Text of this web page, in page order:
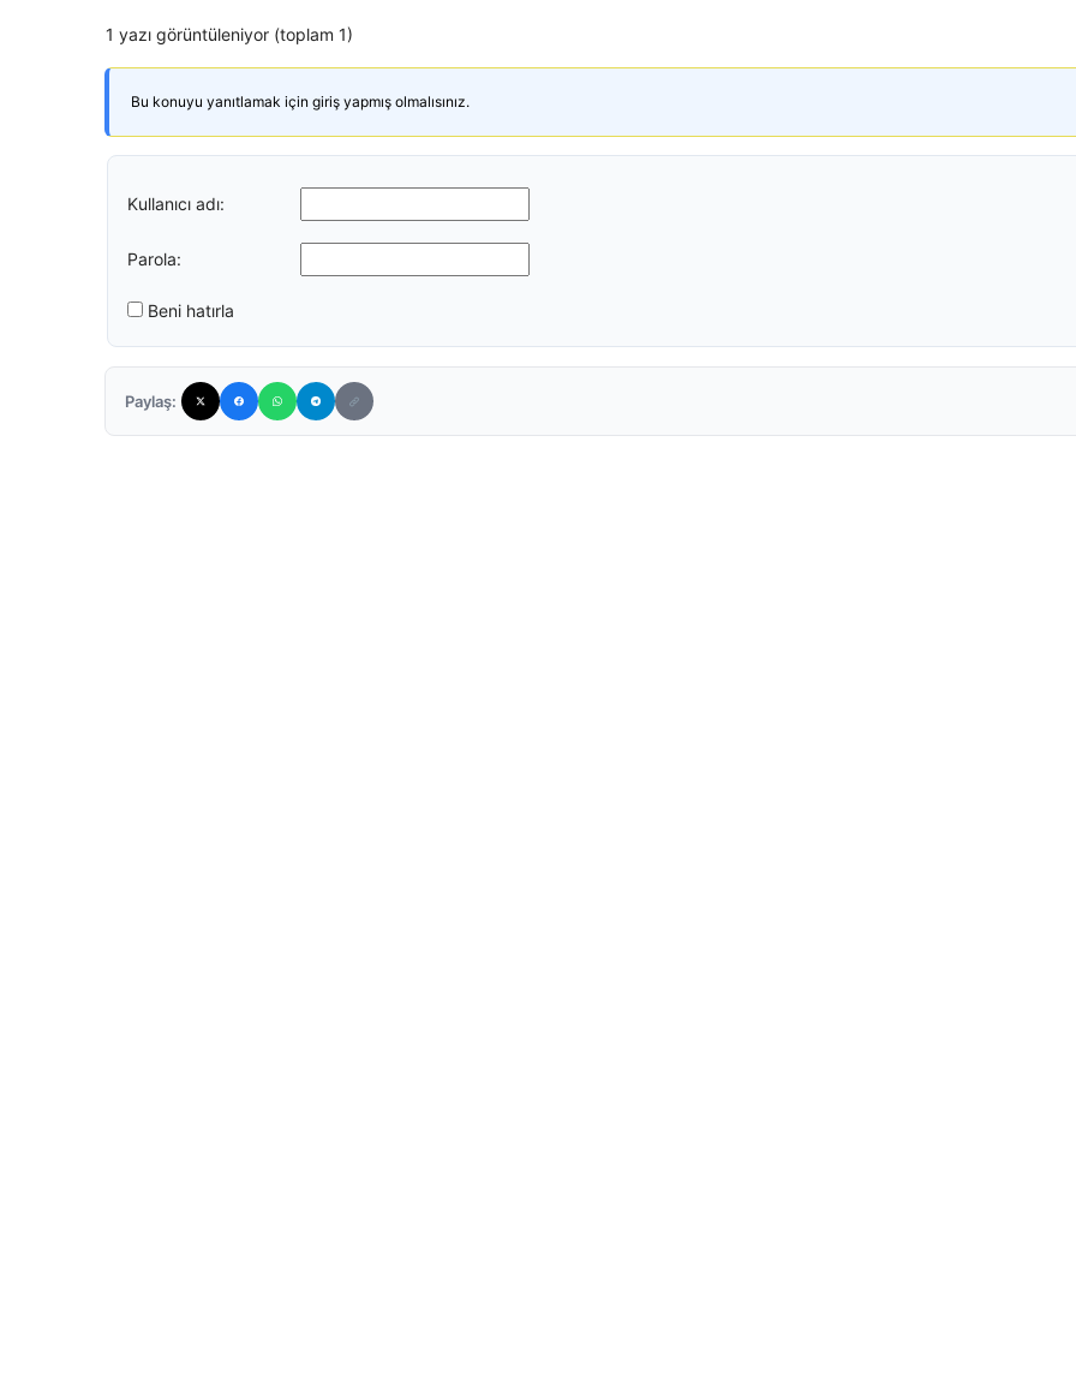
1 yazı görüntüleniyor (toplam 1)
Bu konuyu yanıtlamak için giriş yapmış olmalısınız.
Kullanıcı adı:
Parola:
Beni hatırla
Paylaş: